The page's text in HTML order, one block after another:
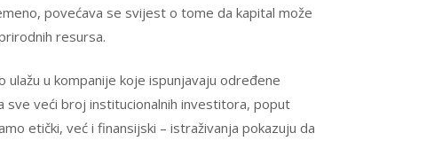
povećava se svijest o tome da kapital može
resursa.
u kompanije koje ispunjavaju određene
sve veći broj institucionalnih investitora, poput
etički, već i finansijski – istraživanja pokazuju da